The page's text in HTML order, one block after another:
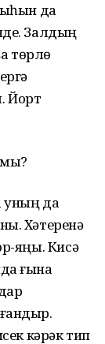
да
Залдың
төрлө
Йорт
уның да
Хәтеренә
яңы. Кисә
ғына
кәрәк тип